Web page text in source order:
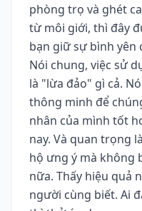
phòng trọ và ghét
từ môi giới, thì đây
bạn giữ sự bình yên
Nói chung, việc sử
là "lừa đảo" gì cả.
thông minh để
nhân của mình tốt
nay. Và quan trọng
hộ ưng ý mà không
nữa. Thấy hiệu quả
người cùng biết. Ai